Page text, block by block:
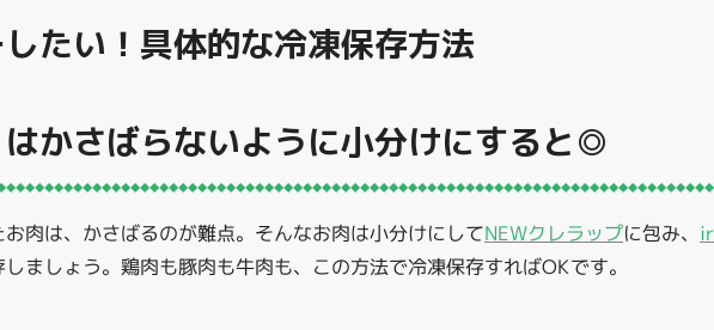
たい！具体的な冷凍保存方法
はかさばらないように小分けにすると◎
お肉は、かさばるのが難点。そんなお肉は小分けにしてNEWクレラップに包み、
ましょう。鶏肉も豚肉も牛肉も、この方法で冷凍保存すればOKです。